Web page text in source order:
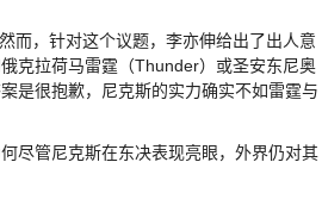
，针对这个议题，李亦伸给出了出人意
克拉荷马雷霆（Thunder）或圣安东尼奥
是很抱歉，尼克斯的实力确实不如雷霆与
管尼克斯在东决表现亮眼，外界仍对其